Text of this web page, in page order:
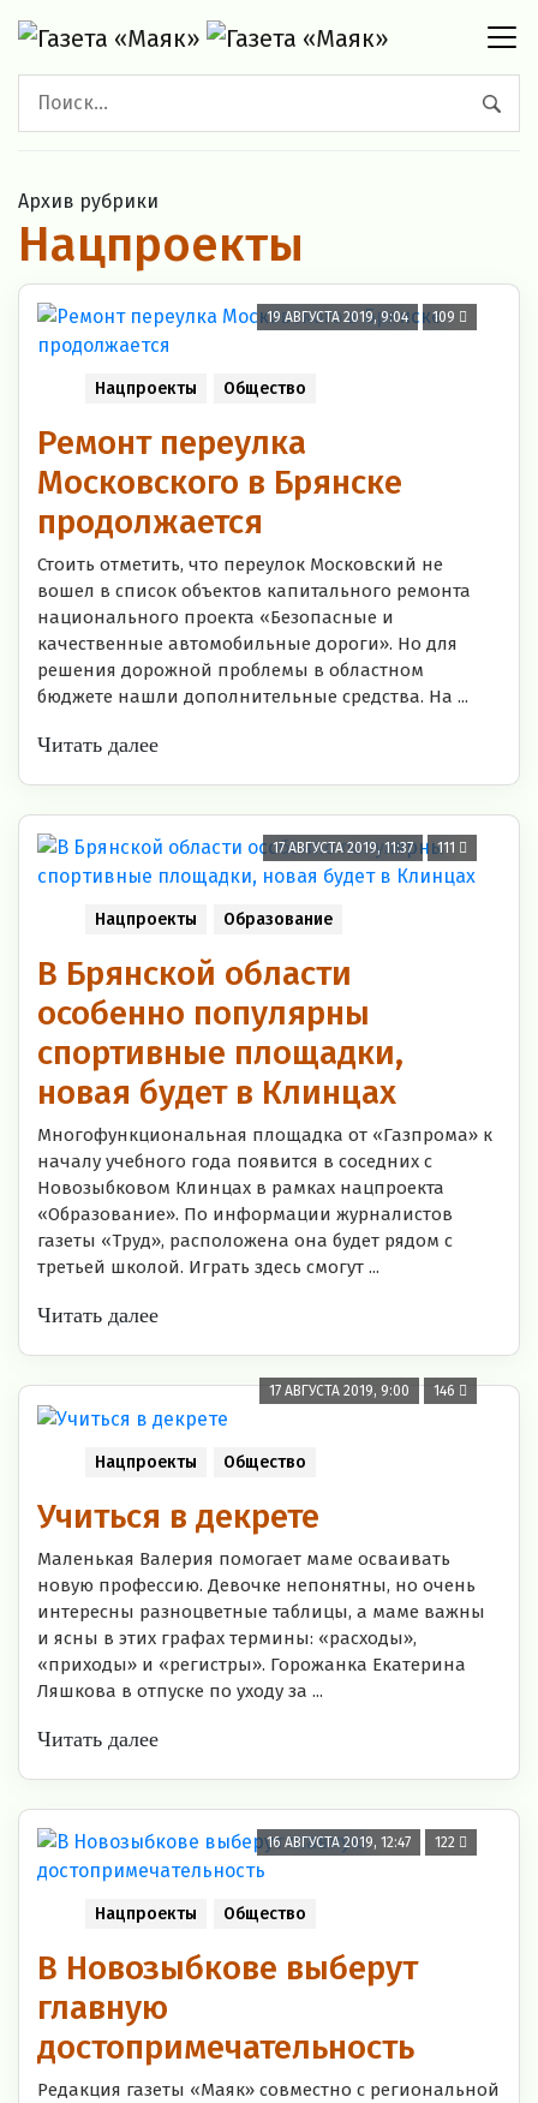
Архив рубрики
Нацпроекты
19 АВГУСТА 2019, 9:04 109
Нацпроекты Общество
Ремонт переулка
Московского в Брянске
продолжается
Стоить отметить, что переулок Московский не
вошел в список объектов капитального ремонта
национального проекта «Безопасные и
качественные автомобильные дороги». Но для
решения дорожной проблемы в областном
бюджете нашли дополнительные средства. На ...
Читать далее
17 АВГУСТА 2019, 11:37 111
Нацпроекты Образование
В Брянской области
особенно популярны
спортивные площадки,
новая будет в Клинцах
Многофункциональная площадка от «Газпрома» к
началу учебного года появится в соседних с
Новозыбковом Клинцах в рамках нацпроекта
«Образование». По информации журналистов
газеты «Труд», расположена она будет рядом с
третьей школой. Играть здесь смогут ...
Читать далее
17 АВГУСТА 2019, 9:00 146
Нацпроекты Общество
Учиться в декрете
Маленькая Валерия помогает маме осваивать
новую профессию. Девочке непонятны, но очень
интересны разноцветные таблицы, а маме важны
и ясны в этих графах термины: «расходы»,
«приходы» и «регистры». Горожанка Екатерина
Ляшкова в отпуске по уходу за ...
Читать далее
16 АВГУСТА 2019, 12:47 122
Нацпроекты Общество
В Новозыбкове выберут
главную
достопримечательность
Редакция газеты «Маяк» совместно с региональной